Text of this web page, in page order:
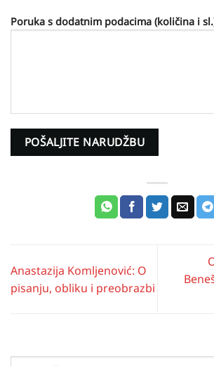
Poruka s dodatnim podacima (količina i
Anastazija Komljenović: O
pisanju, obliku i preobrazbi